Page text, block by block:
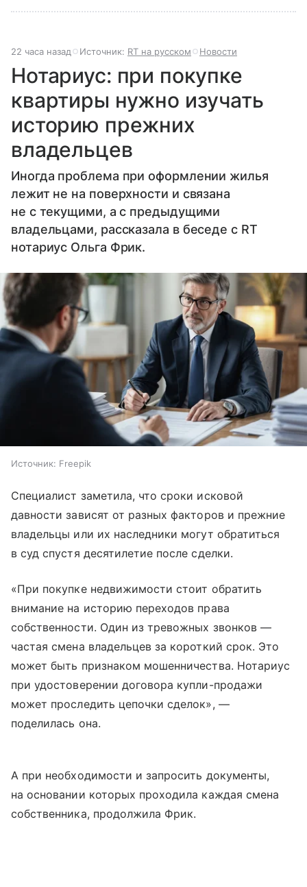
22 часа назад Источник: RT на русском Новости
Нотариус: при покупке
квартиры нужно изучать
историю прежних
владельцев
Иногда проблема при оформлении жилья
лежит не на поверхности и связана
не с текущими, а с предыдущими
владельцами, рассказала в беседе с RT
нотариус Ольга Фрик.
Источник: Freepik
Специалист заметила, что сроки исковой
давности зависят от разных факторов и прежние
владельцы или их наследники могут обратиться
в суд спустя десятилетие после сделки.
«При покупке недвижимости стоит обратить
внимание на историю переходов права
собственности. Один из тревожных звонков —
частая смена владельцев за короткий срок. Это
может быть признаком мошенничества. Нотариус
при удостоверении договора купли-продажи
может проследить цепочки сделок», —
поделилась она.
А при необходимости и запросить документы,
на основании которых проходила каждая смена
собственника, продолжила Фрик.